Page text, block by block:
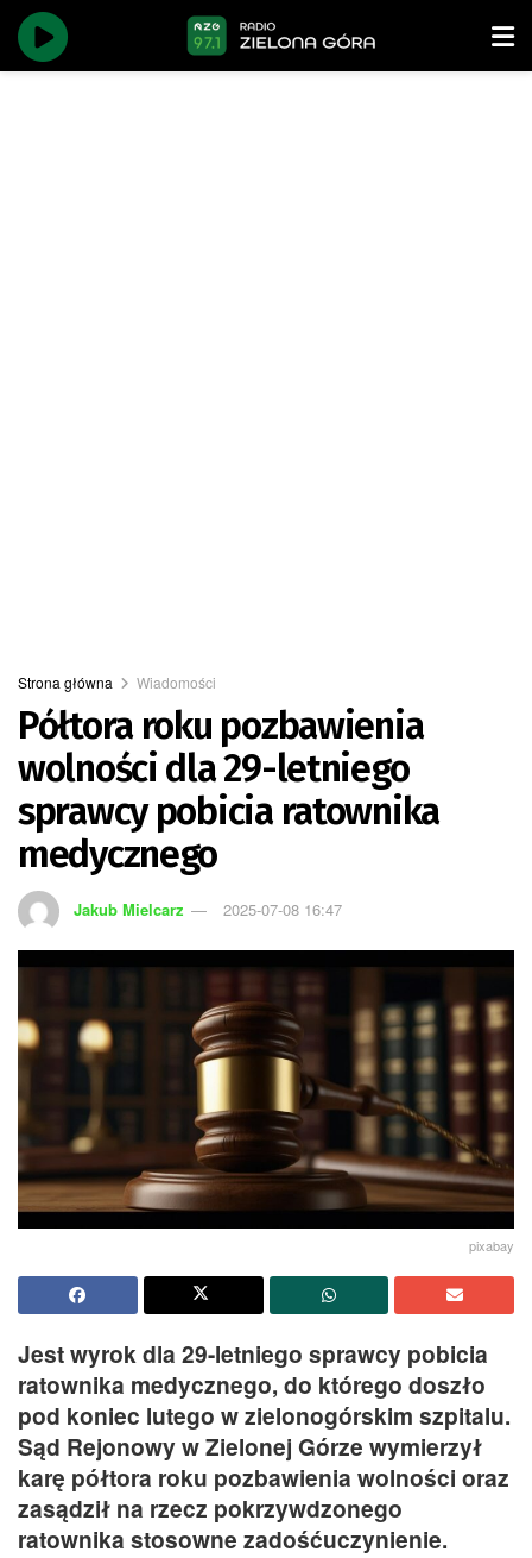
Strona główna Wiadomości
Półtora roku pozbawienia
wolności dla 29-letniego
sprawcy pobicia ratownika
medycznego
Jakub Mielcarz 2025-07-08 16:47
pixabay
Jest wyrok dla 29-letniego sprawcy pobicia
ratownika medycznego, do którego doszło
pod koniec lutego w zielonogórskim szpitalu.
Sąd Rejonowy w Zielonej Górze wymierzył
karę półtora roku pozbawienia wolności oraz
zasądził na rzecz pokrzywdzonego
ratownika stosowne zadośćuczynienie.